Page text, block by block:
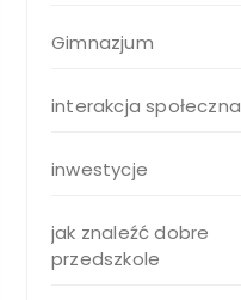
Gimnazjum
interakcja społeczna
inwestycje
jak znaleźć dobre
przedszkole